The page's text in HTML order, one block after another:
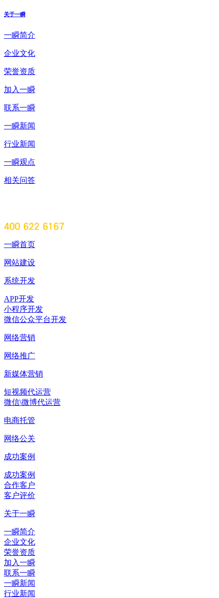
关于一瞬
一瞬简介
企业文化
荣誉资质
加入一瞬
联系一瞬
一瞬新闻
行业新闻
一瞬观点
相关问答
一瞬首页
网站建设
系统开发
APP开发
小程序开发
微信公众平台开发
网络营销
网络推广
新媒体营销
短视频代运营
微信\微博代运营
电商托管
网络公关
成功案例
成功案例
合作客户
客户评价
关于一瞬
一瞬简介
企业文化
荣誉资质
加入一瞬
联系一瞬
一瞬新闻
行业新闻